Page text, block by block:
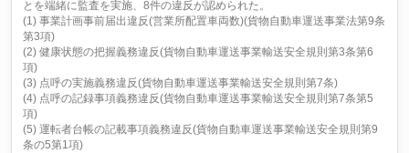
とを端緒に監査を実施、8件の違反が認められた。
(1) 事業計画事前届出違反(営業所配置車両数)(貨物自動車運送事業法第9条
第3項)
(2) 健康状態の把握義務違反(貨物自動車運送事業輸送安全規則第3条第6
項)
(3) 点呼の実施義務違反(貨物自動車運送事業輸送安全規則第7条)
(4) 点呼の記録事項義務違反(貨物自動車運送事業輸送安全規則第7条第5
項)
(5) 運転者台帳の記載事項義務違反(貨物自動車運送事業輸送安全規則第9
条の5第1項)